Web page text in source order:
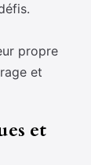
propre
et
et